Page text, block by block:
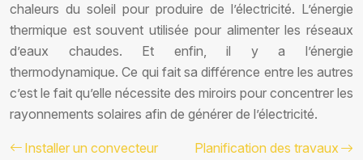
chaleurs du soleil pour produire de l’électricité. L’énergie
thermique est souvent utilisée pour alimenter les réseaux
d’eaux chaudes. Et enfin, il y a l’énergie
thermodynamique. Ce qui fait sa différence entre les autres
c’est le fait qu’elle nécessite des miroirs pour concentrer les
rayonnements solaires afin de générer de l’électricité.
Installer un convecteur
Planification des travaux